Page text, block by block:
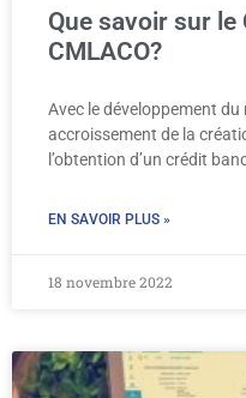
Que savoir sur le
CMLACO?
Avec le développement
accroissement de la
l’obtention d’un crédit
EN SAVOIR PLUS »
18 novembre 2022